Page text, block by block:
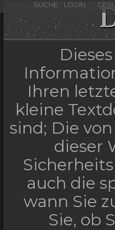
SUCHE LOGIN
Ihren
kleine
sind; Die
dieser
auch die
wann Sie
Sie, ob